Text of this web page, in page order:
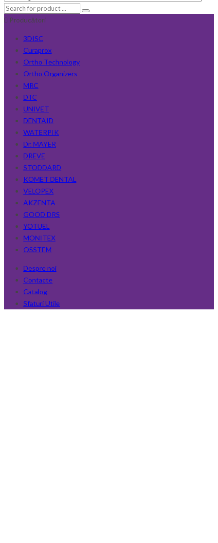
Producători
3DISC
Curaprox
Ortho Technology
Ortho Organizers
MRC
DTC
UNIVET
DENTAID
WATERPIK
Dr. MAYER
DREVE
STODDARD
KOMET DENTAL
VELOPEX
AKZENTA
GOOD DRS
YOTUEL
MONITEX
OSSTEM
Despre noi
Contacte
Catalog
Sfaturi Utile